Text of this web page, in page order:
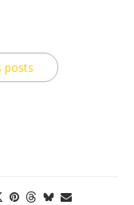
posts